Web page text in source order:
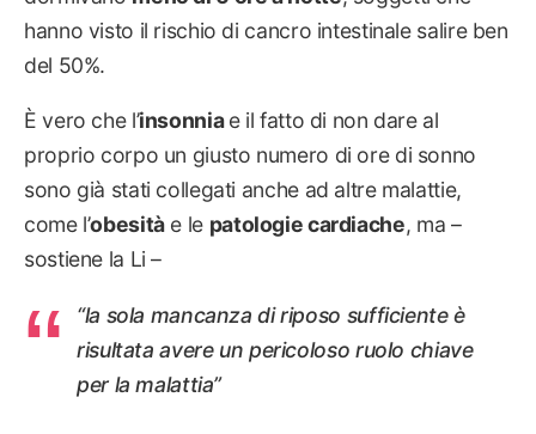
hanno visto il rischio di cancro intestinale salire ben
del 50%.
È vero che l’insonniae il fatto di non dare al
proprio corpo un giusto numero di ore di sonno
sono già stati collegati anche ad altre malattie,
come l’obesitàe le patologie cardiache, ma –
sostiene la Li –
“la sola mancanza di riposo sufficiente è
risultata avere un pericoloso ruolo chiave
per la malattia”